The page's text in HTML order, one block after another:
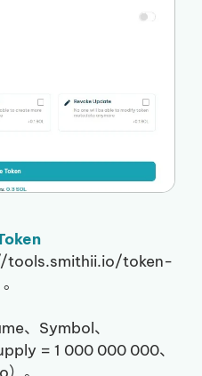
tools.smithii.io/token-
、Symbol、
= 1 000 000 000、